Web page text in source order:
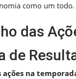
como um todo.
das
de
ações na